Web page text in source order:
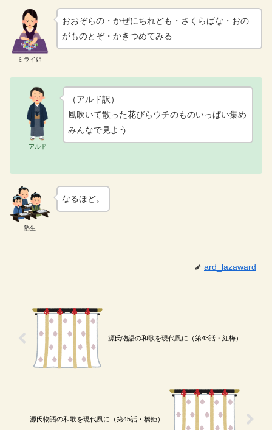
ミライ姐
おおぞらの・かぜにちれども・さくらばな・おの
がものとぞ・かきつめてみる
アルド
（アルド訳）
風吹いて散った花びらウチのものいっぱい集め
みんなで見よう
塾生
なるほど。
ard_lazaward
源氏物語の和歌を現代風に（第43話・紅梅）
源氏物語の和歌を現代風に（第45話・橋姫）